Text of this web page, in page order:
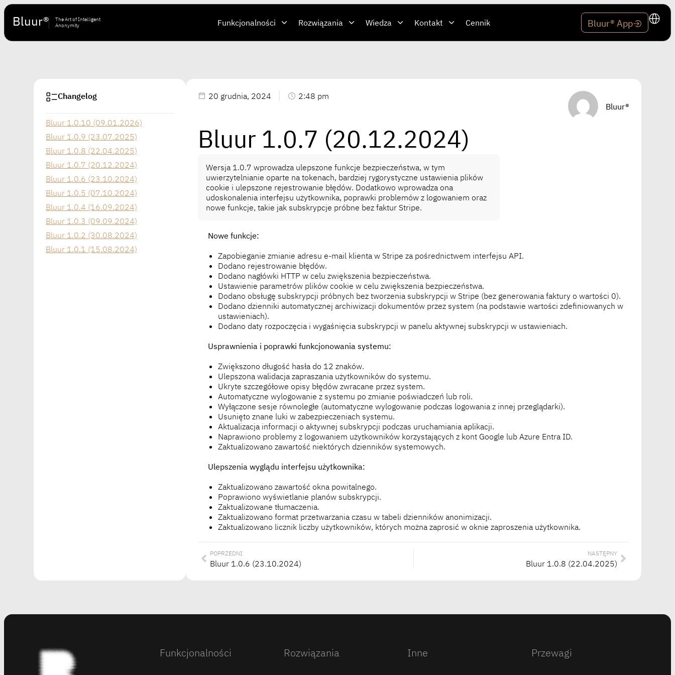
Bluur®
The Art of Intelligent
Anonymity
Funkcjonalności Rozwiązania Wiedza Kontakt Cennik Bluur® App
Changelog
Bluur 1.0.10 (09.01.2026)
Bluur 1.0.9 (23.07.2025)
Bluur 1.0.8 (22.04.2025)
Bluur 1.0.7 (20.12.2024)
Bluur 1.0.6 (23.10.2024)
Bluur 1.0.5 (07.10.2024)
Bluur 1.0.4 (16.09.2024)
Bluur 1.0.3 (09.09.2024)
Bluur 1.0.2 (30.08.2024)
Bluur 1.0.1 (15.08.2024)
20 grudnia, 2024
2:48 pm
Bluur®
Bluur 1.0.7 (20.12.2024)
Wersja 1.0.7 wprowadza ulepszone funkcje bezpieczeństwa, w tym
uwierzytelnianie oparte na tokenach, bardziej rygorystyczne ustawienia plików
cookie i ulepszone rejestrowanie błędów. Dodatkowo wprowadza ona
udoskonalenia interfejsu użytkownika, poprawki problemów z logowaniem oraz
nowe funkcje, takie jak subskrypcje próbne bez faktur Stripe.
Nowe funkcje:
Zapobieganie zmianie adresu e-mail klienta w Stripe za pośrednictwem interfejsu API.
Dodano rejestrowanie błędów.
Dodano nagłówki HTTP w celu zwiększenia bezpieczeństwa.
Ustawienie parametrów plików cookie w celu zwiększenia bezpieczeństwa.
Dodano obsługę subskrypcji próbnych bez tworzenia subskrypcji w Stripe (bez generowania faktury o wartości 0).
Dodano dzienniki automatycznej archiwizacji dokumentów przez system (na podstawie wartości zdefiniowanych w
ustawieniach).
Dodano daty rozpoczęcia i wygaśnięcia subskrypcji w panelu aktywnej subskrypcji w ustawieniach.
Usprawnienia i poprawki funkcjonowania systemu:
Zwiększono długość hasła do 12 znaków.
Ulepszona walidacja zapraszania użytkowników do systemu.
Ukryte szczegółowe opisy błędów zwracane przez system.
Automatyczne wylogowanie z systemu po zmianie poświadczeń lub roli.
Wyłączone sesje równoległe (automatyczne wylogowanie podczas logowania z innej przeglądarki).
Usunięto znane luki w zabezpieczeniach systemu.
Aktualizacja informacji o aktywnej subskrypcji podczas uruchamiania aplikacji.
Naprawiono problemy z logowaniem użytkowników korzystających z kont Google lub Azure Entra ID.
Zaktualizowano zawartość niektórych dzienników systemowych.
Ulepszenia wyglądu interfejsu użytkownika:
Zaktualizowano zawartość okna powitalnego.
Poprawiono wyświetlanie planów subskrypcji.
Zaktualizowane tłumaczenia.
Zaktualizowano format przetwarzania czasu w tabeli dzienników anonimizacji.
Zaktualizowano licznik liczby użytkowników, których można zaprosić w oknie zaproszenia użytkownika.
POPRZEDNI
Bluur 1.0.6 (23.10.2024)
NASTĘPNY
Bluur 1.0.8 (22.04.2025)
Funkcjonalności Rozwiązania Inne Przewagi